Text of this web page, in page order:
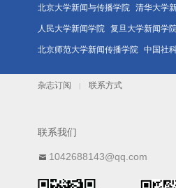
北京大学新闻与传播学院 清华大学
人民大学新闻学院 复旦大学新闻学
北京师范大学新闻传播学院 中国社
杂志订阅 | 联系方式
联系我们
1042688143@qq.com